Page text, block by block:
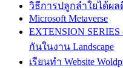
วิธีการปลูกลำใยได้ผล
Microsoft Metaverse
EXTENSION
กันในงาน Landscape
เรียนทำ Website